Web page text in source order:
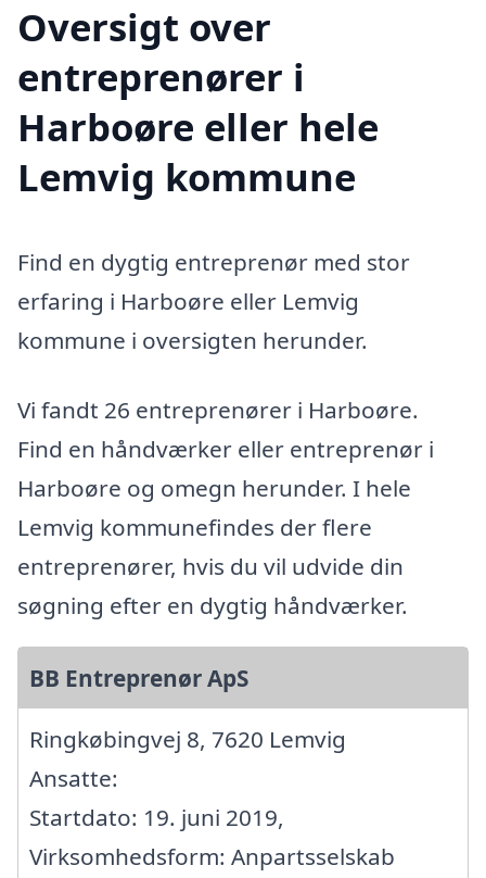
Oversigt over
entreprenører i
Harboøre eller hele
Lemvig kommune
Find en dygtig entreprenør med stor
erfaring i Harboøre eller Lemvig
kommune i oversigten herunder.
Vi fandt 26 entreprenører i Harboøre.
Find en håndværker eller entreprenør i
Harboøre og omegn herunder. I hele
Lemvig kommunefindes der flere
entreprenører, hvis du vil udvide din
søgning efter en dygtig håndværker.
BB Entreprenør ApS
Ringkøbingvej 8, 7620 Lemvig
Ansatte:
Startdato: 19. juni 2019,
Virksomhedsform: Anpartsselskab